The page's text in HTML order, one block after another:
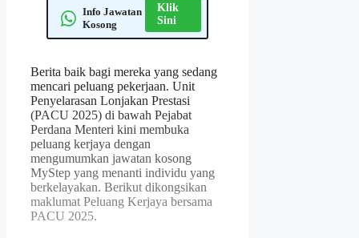
Info Jawatan
Kosong
Klik
Sini
Berita baik bagi mereka yang sedang
mencari peluang pekerjaan. Unit
Penyelarasan Lonjakan Prestasi
(PACU 2025) di bawah Pejabat
Perdana Menteri kini membuka
peluang kerjaya dengan
mengumumkan jawatan kosong
MyStep yang menanti individu yang
berkelayakan. Berikut dikongsikan
maklumat Peluang Kerjaya bersama
PACU 2025.